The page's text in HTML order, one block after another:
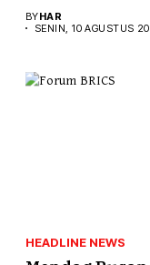
BYHAR
SENIN, 10 AGUSTUS
HEADLINE NEWS